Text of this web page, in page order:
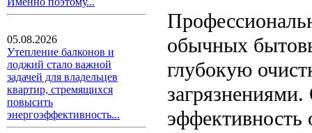
05.08.2026
Утепление балконов и
лоджий стало важной
задачей для владельцев
квартир, стремящихся
повысить
энергоэффективность...
обычных
глубокую
эффективность